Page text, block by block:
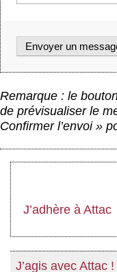
Remarque : le
de prévisualiser le
Confirmer l’envoi »
J’adhère à Attac
J’agis avec Attac !